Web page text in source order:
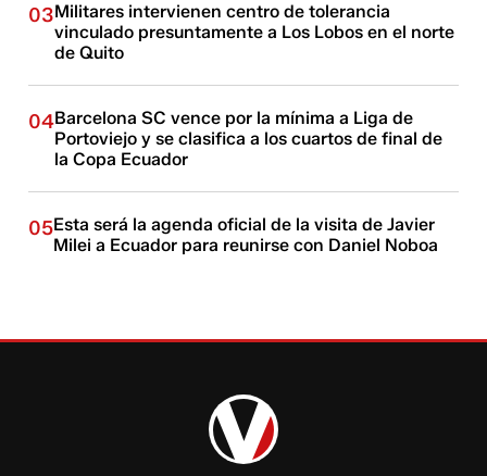
03Militares intervienen centro de tolerancia
vinculado presuntamente a Los Lobos en el norte
de Quito
04Barcelona SC vence por la mínima a Liga de
Portoviejo y se clasifica a los cuartos de final de
la Copa Ecuador
05Esta será la agenda oficial de la visita de Javier
Milei a Ecuador para reunirse con Daniel Noboa